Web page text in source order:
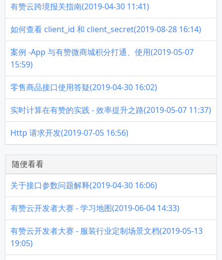
有赞云跨境报关指南(2019-04-30 11:41)
如何查看 client_id 和 client_secret(2019-08-28 16:14)
案例 -App 与有赞微商城积分打通、使用(2019-05-07
15:59)
零售商品接口使用答疑(2019-04-30 16:02)
实时计算在有赞的实践 - 效率提升之路(2019-05-07 11:37)
Http 请求开发(2019-07-05 16:56)
随便看看
关于接口参数问题解释(2019-04-30 16:06)
有赞云开发者大赛 - 学习地图(2019-06-04 14:33)
有赞云开发者大赛 - 服装行业定制场景文档(2019-05-13
19:05)